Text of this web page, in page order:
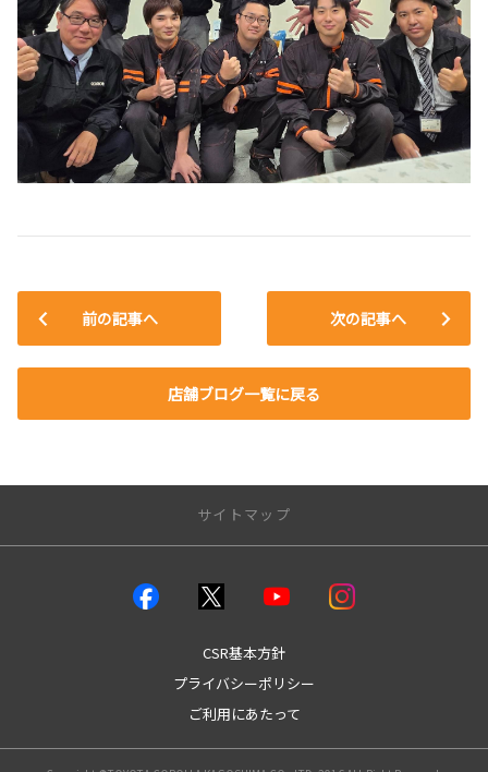
前の記事へ
店舗ブログ一覧に戻る
次の記事へ
サイトマップ
CSR基本方針
プライバシーポリシー
ご利用にあたって